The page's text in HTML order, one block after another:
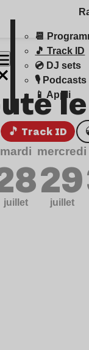
📆
🎵 Track ID
💿 DJ sets
🎙️ Podcasts
📱 Appli
🎵 Track ID
mardi
juillet
mercredi
29
juillet